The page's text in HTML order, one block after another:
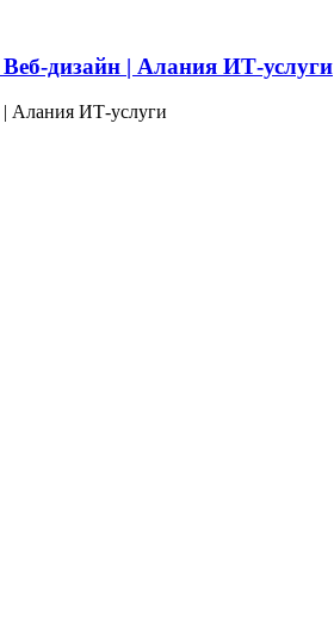
дизайн | Алания ИТ-услуги
| Алания ИТ-услуги